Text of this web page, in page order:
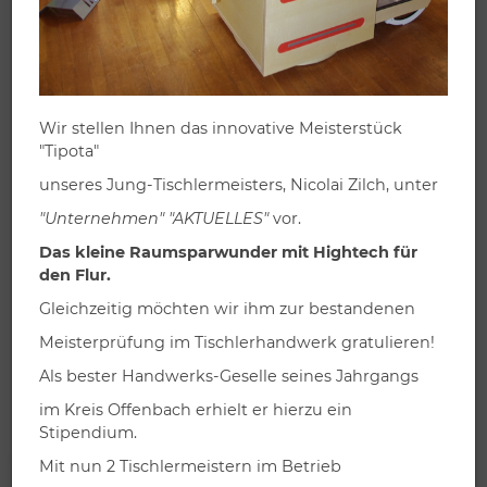
Produktbeschreibung:
dezentes, zeitloses Holzdekor
anpassbar an jede Schräge
Abmessungen des dargestellten Möbels:
Höhe:
280 cm
Breite:
280 cm
Tiefe:
58 cm
Individuell planen
Wir stellen Ihnen das innovative Meisterstück
"Tipota"
unseres Jung-Tischlermeisters, Nicolai Zilch, unter
"Unternehmen" "AKTUELLES"vor.
Das kleine Raumsparwunder mit Hightech für
den Flur.
Gleichzeitig möchten wir ihm zur bestandenen
Meisterprüfung im Tischlerhandwerk gratulieren!
Als bester Handwerks-Geselle seines Jahrgangs
im Kreis Offenbach erhielt er hierzu ein
Stipendium.
Mit nun 2 Tischlermeistern im Betrieb